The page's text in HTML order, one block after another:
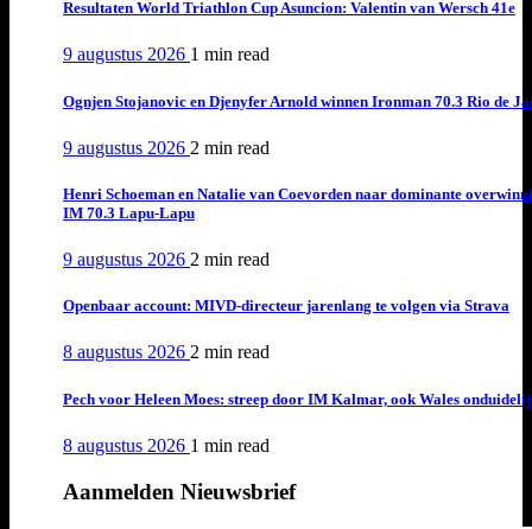
Resultaten World Triathlon Cup Asuncion: Valentin van Wersch 41e
9 augustus 2026 1 min read
Ognjen Stojanovic en Djenyfer Arnold winnen Ironman 70.3 Rio de
9 augustus 2026 2 min read
Henri Schoeman en Natalie van Coevorden naar dominante
IM 70.3 Lapu-Lapu
9 augustus 2026 2 min read
Openbaar account: MIVD-directeur jarenlang te volgen via Strava
8 augustus 2026 2 min read
Pech voor Heleen Moes: streep door IM Kalmar, ook Wales
8 augustus 2026 1 min read
Aanmelden Nieuwsbrief